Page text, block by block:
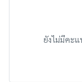
ยังไม่มีคะ